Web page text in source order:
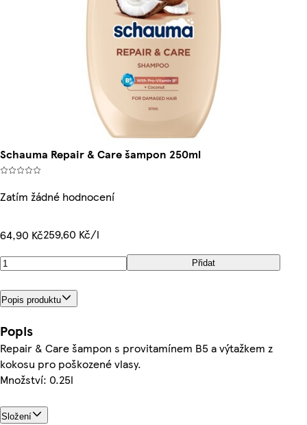
Schauma Repair & Care šampon 250ml
Zatím žádné hodnocení
64,90 Kč259,60 Kč/l
Přidat
Popis produktu
Popis
Repair & Care šampon s provitamínem B5 a výtažkem z
kokosu pro poškozené vlasy.
Množství: 0.25l
Složení